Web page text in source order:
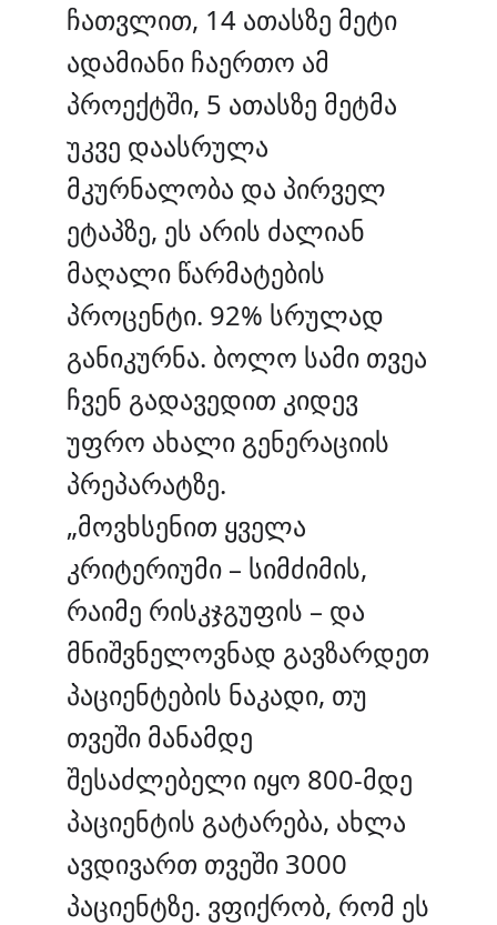
ჩათვლით, 14 ათასზე მეტი
ადამიანი ჩაერთო ამ
პროექტში, 5 ათასზე მეტმა
უკვე დაასრულა
მკურნალობა და პირველ
ეტაპზე, ეს არის ძალიან
მაღალი წარმატების
პროცენტი. 92% სრულად
განიკურნა. ბოლო სამი თვეა
ჩვენ გადავედით კიდევ
უფრო ახალი გენერაციის
პრეპარატზე.
„მოვხსენით ყველა
კრიტერიუმი – სიმძიმის,
რაიმე რისკჯგუფის – და
მნიშვნელოვნად გავზარდეთ
პაციენტების ნაკადი, თუ
თვეში მანამდე
შესაძლებელი იყო 800-მდე
პაციენტის გატარება, ახლა
ავდივართ თვეში 3000
პაციენტზე. ვფიქრობ, რომ ეს